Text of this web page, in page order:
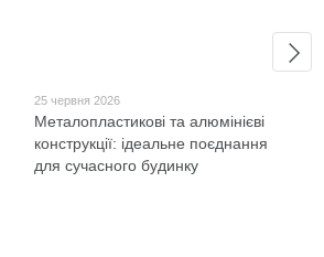
25 червня 2026
Металопластикові та алюмінієві
конструкції: ідеальне поєднання
для сучасного будинку